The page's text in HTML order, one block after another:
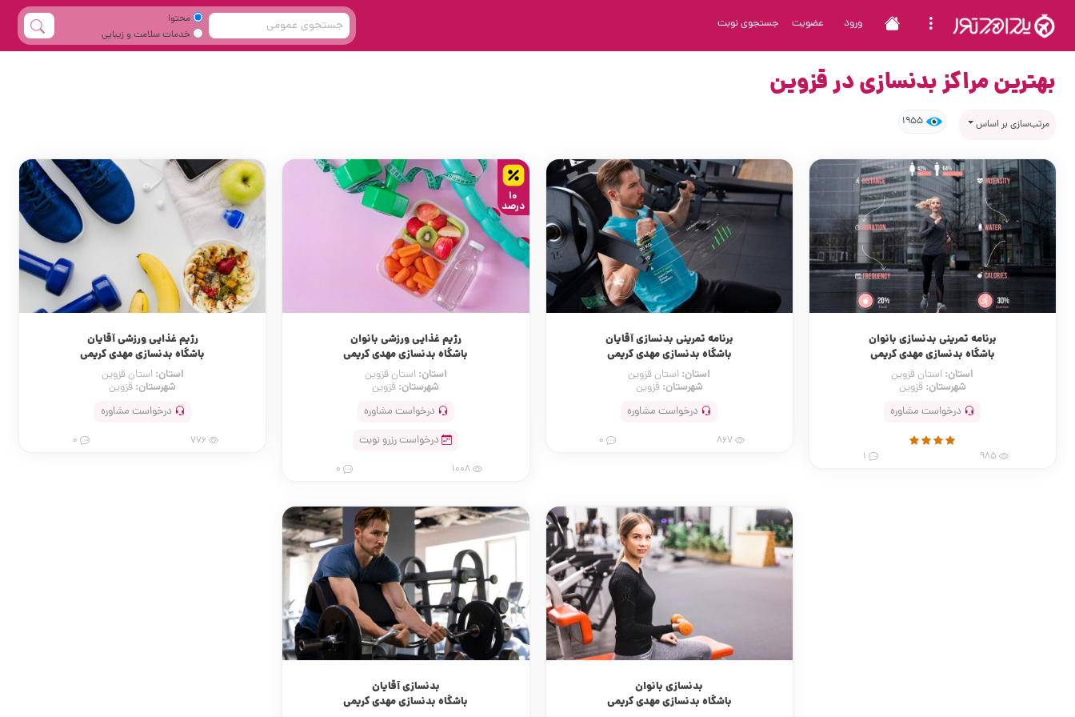
ورود عضویت جستجوی نوبت
محتوا
خدمات سلامت و زیبایی
بهترین مراکز بدنسازی در قزوین
مرتب‌سازی بر اساس 1955
برنامه تمرینی بدنسازی بانوان
باشگاه بدنسازی مهدی کریمی
استان: استان قزوین
شهرستان:قزوین
درخواست مشاوره
985
1
برنامه تمرینی بدنسازی آقایان
باشگاه بدنسازی مهدی کریمی
استان: استان قزوین
شهرستان:قزوین
درخواست مشاوره
867
0
10
درصد
رژیم غذایی ورزشی بانوان
باشگاه بدنسازی مهدی کریمی
استان:استان قزوین
شهرستان: قزوین
درخواست مشاوره
درخواست رزرو نوبت
1008
رژیم غذایی ورزشی آقایان
باشگاه بدنسازی مهدی کریمی
استان:استان قزوین
شهرستان: قزوین
درخواست مشاوره
776
بدنسازی بانوان
باشگاه بدنسازی مهدی کریمی
بدنسازی آقایان
باشگاه بدنسازی مهدی کریمی